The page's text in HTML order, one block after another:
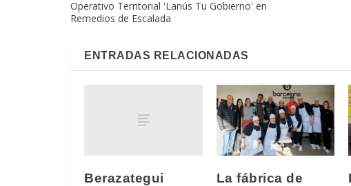
Operativo Territorial 'Lanús Tu Gobierno' en
Remedios de Escalada
ENTRADAS RELACIONADAS
Berazategui
La fábrica de